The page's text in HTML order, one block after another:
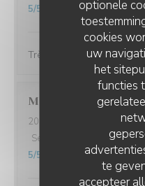
optionele
cookies
uw
het
functies
te
accepteer
5/5
Très bon , bien accueillis
Marie-Ange B
2026-08-05
- 20:45 -
Service
Atmosfeer: 5/
5/5
LES